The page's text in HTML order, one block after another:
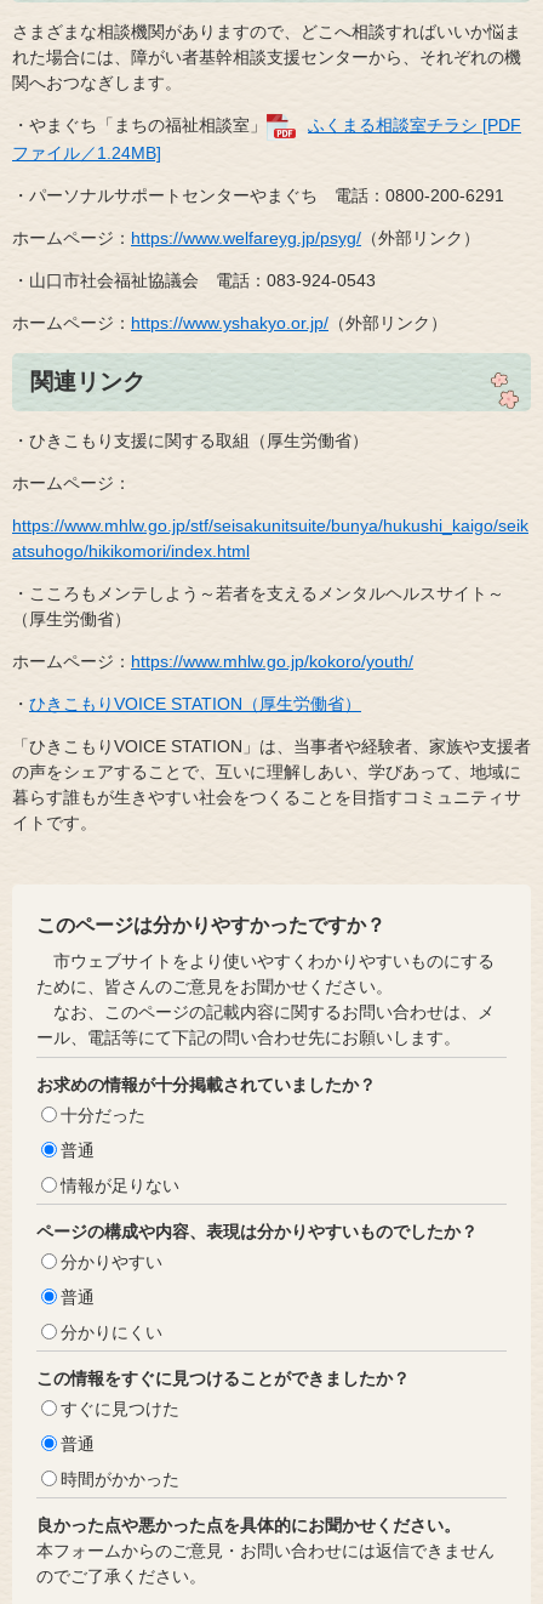
さまざまな相談機関がありますので、どこへ相談すればいいか悩ま
れた場合には、障がい者基幹相談支援センターから、それぞれの機
関へおつなぎします。
・やまぐち「まちの福祉相談室」
ふくまる相談室チラシ [PDF
ファイル／1.24MB]
・パーソナルサポートセンターやまぐち 電話：0800-200-6291
ホームページ： https://www.welfareyg.jp/psyg/ （外部リンク）
・山口市社会福祉協議会 電話：083-924-0543
ホームページ： https://www.yshakyo.or.jp/ （外部リンク）
関連リンク
・ひきこもり支援に関する取組（厚生労働省）
ホームページ：
https://www.mhlw.go.jp/stf/seisakunitsuite/bunya/hukushi_kaigo/seik
atsuhogo/hikikomori/index.html
・こころもメンテしよう～若者を支えるメンタルヘルスサイト～
（厚生労働省）
ホームページ： https://www.mhlw.go.jp/kokoro/youth/
・ ひきこもりVOICE STATION（厚生労働省）
「ひきこもりVOICE STATION」は、当事者や経験者、家族や支援者
の声をシェアすることで、互いに理解しあい、学びあって、地域に
暮らす誰もが生きやすい社会をつくることを目指すコミュニティサ
イトです。
このページは分かりやすかったですか？
市ウェブサイトをより使いやすくわかりやすいものにする
ために、皆さんのご意見をお聞かせください。
なお、このページの記載内容に関するお問い合わせは、メ
ール、電話等にて下記の問い合わせ先にお願いします。
お求めの情報が十分掲載されていましたか？
十分だった
普通
情報が足りない
ページの構成や内容、表現は分かりやすいものでしたか？
分かりやすい
普通
分かりにくい
この情報をすぐに見つけることができましたか？
すぐに見つけた
普通
時間がかかった
良かった点や悪かった点を具体的にお聞かせください。
本フォームからのご意見・お問い合わせには返信できません
のでご了承ください。